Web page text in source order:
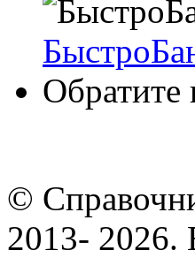
Обратите
©
2013- 2026.